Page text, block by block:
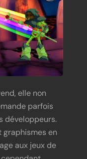
elle non
parfois
développeurs.
graphismes en
aux jeux de